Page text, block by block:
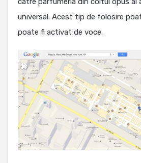
universal. Acest tip de folosire
poate fi activat de voce.